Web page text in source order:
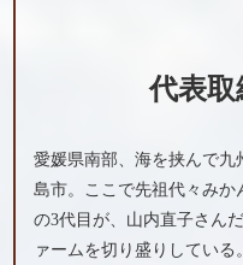
代表取
愛媛県南部、海を挟んで
島市。ここで先祖代々みか
の3代目が、山内直子さん
ァームを切り盛りしてい